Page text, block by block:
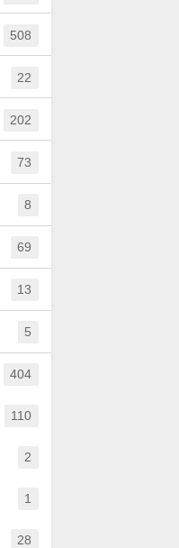
508
22
202
73
8
69
13
5
404
110
2
1
28